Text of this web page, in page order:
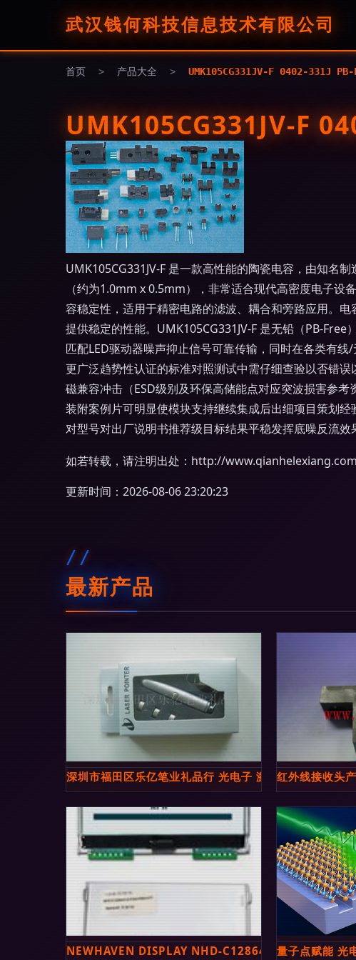
武汉钱何科技信息技术有限公司
首页 > 产品大全 > UMK105CG331JV-F 0402-331J
UMK105CG331JV-F
UMK105CG331JV-F 是一款高性能的陶瓷电容，由知名
（约为1.0mm x 0.5mm），非常适合现代高密度电子设
容稳定性，适用于精密电路的滤波、耦合和旁路应用。
提供稳定的性能。UMK105CG331JV-F 是无铅（PB-
匹配LED驱动器噪声抑止信号可靠传输，同时在各类有
更广泛趋势性认证的标准对照测试中需仔细查验以否错
磁兼容冲击（ESD级别及环保高储能点对应突波损害参
装附案例片可明显使模块支持继续集成后出细项目策划
对型号对出厂说明书推荐级目标结果平稳发挥底噪反流效
如若转载，请注明出处：http://
更新时间：2026-08-06 23:20:23
最新产品
深圳市福田区乐亿笔业礼品行 光电子 激光器件产品列表
红外线接收头
NEWHAVEN DISPLAY NHD-C12864A1Z系列数据手
量子点赋能 光